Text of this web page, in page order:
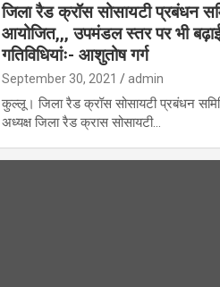
जिला रैड क्रॉस सोसायटी प्रबंधन
आयोजित,,, उपमंडल स्तर पर भी
गतिविधियांः- आशुतोष गर्ग
September 30, 2021 admin
कुल्लू। जिला रैड क्रॉस सोसायटी प्रबंधन
अध्यक्ष जिला रैड क्रास सोसायटी…